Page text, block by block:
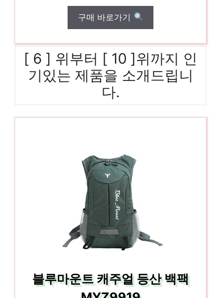
구매 바로가기
[ 6 ] 위부터 [ 10 ]위까지 인
기있는 제품을 소개드립니
다.
블루마운트 캐주얼 등산 백팩